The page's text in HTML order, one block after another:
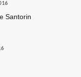
Santorin